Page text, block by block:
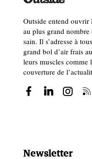
Outside entend ouvrir
au plus grand
sain. Il s’adresse à
grand bol d’air frais
leurs muscles comme
couverture de
Newsletter